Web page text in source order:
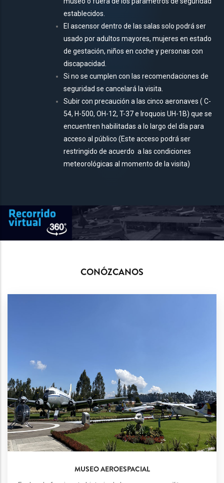
establecidos.
El ascensor dentro de las salas solo podrá ser
usado por adultos mayores, mujeres en estado
de gestación, niños en coche y personas con
discapacidad.
Si no se cumplen con las recomendaciones de
seguridad se cancelará la visita.
Subir con precaución a las cinco aeronaves ( C-
54, H-500, OH-12, T-37 e Iroquois UH-1B) que se
encuentren habilitadas a lo largo del día para
acceso al público (Este acceso podrá ser
restringido de acuerdo a las condiciones
meteorológicas al momento de la visita)
CONÓZCANOS
MUSEO AEROESPACIAL